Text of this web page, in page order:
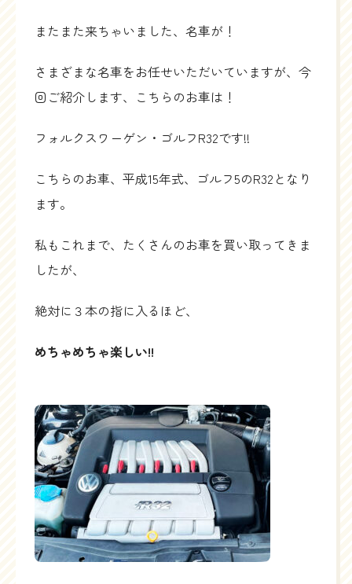
またまた来ちゃいました、名車が！
さまざまな名車をお任せいただいていますが、今
回ご紹介します、こちらのお車は！
フォルクスワーゲン・ゴルフR32です!!
こちらのお車、平成15年式、ゴルフ5のR32となり
ます。
私もこれまで、たくさんのお車を買い取ってきま
したが、
絶対に３本の指に入るほど、
めちゃめちゃ楽しい!!